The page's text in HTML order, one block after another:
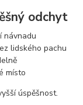
odchyt
návnadu
lidského pachu
místo
úspěšnost.